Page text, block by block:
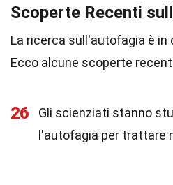
Scoperte Recenti
La ricerca sull'autofagia è in
Ecco alcune scoperte
26
Gli scienziati stanno
l'autofagia per trattare